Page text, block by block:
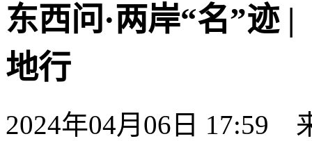
东西问·两岸“名”迹
地行
2024年04月06日 17:59